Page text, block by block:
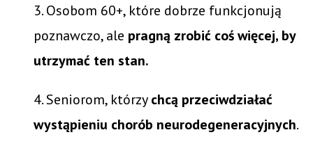
3. Osobom 60+, które dobrze funkcjonują
poznawczo, ale pragną zrobić coś więcej, by
utrzymać ten stan.
4. Seniorom, którzychcą przeciwdziałać
wystąpieniu chorób neurodegeneracyjnych.